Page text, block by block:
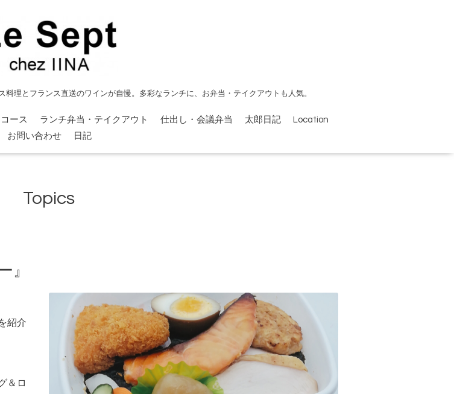
理とフランス直送のワインが自慢。多彩なランチに、お弁当・テイクアウトも人気。
ース ランチ弁当・テイクアウト 仕出し・会議弁当 太郎日記
Location
お問い合わせ
日記
Topics
』
紹介
＆ロ